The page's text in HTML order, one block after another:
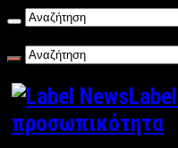
προσωπικότητα